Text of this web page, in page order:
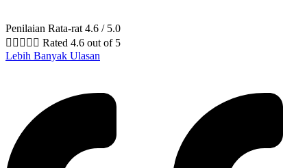
Penilaian Rata-rat 4.6 / 5.0
     Rated 4.6 out of 5
Lebih Banyak Ulasan